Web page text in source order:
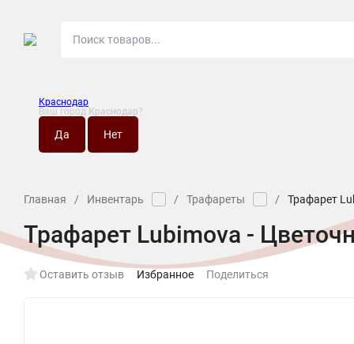
Краснодар
Ваш город Краснодар?
Главная / Инвентарь / Трафареты / Трафарет
Трафарет Lubimova -
Оставить отзыв Избранное Поделиться